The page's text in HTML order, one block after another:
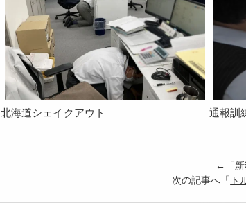
北海道シェイクアウト 通報訓
←「
次の記事へ「
ト